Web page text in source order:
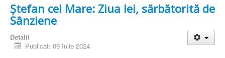
Ștefan cel Mare: Ziua Iei, sărbătorită de
Sânziene
Detalii
Publicat: 09 Iulie 2024